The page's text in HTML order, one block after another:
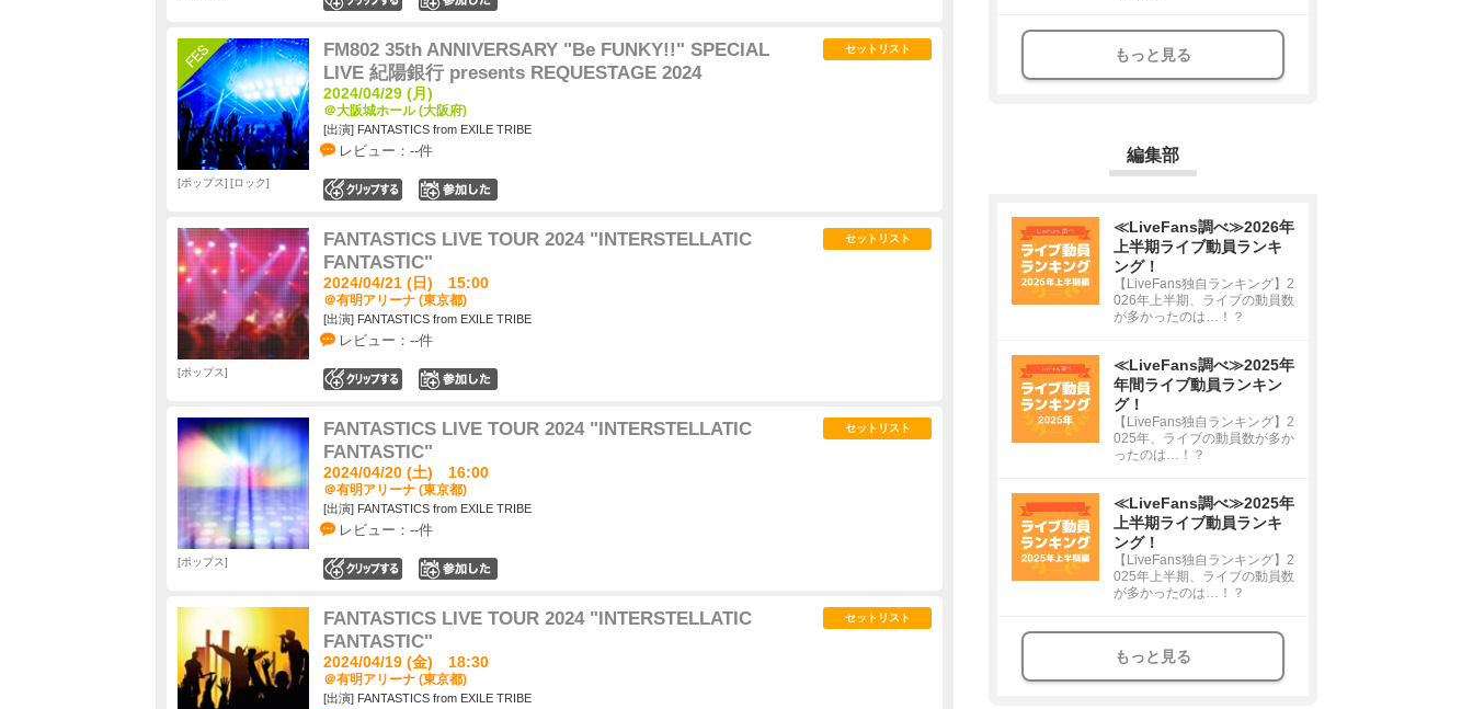
FM802 35th ANNIVERSARY "Be FUNKY!!" SPECIAL
LIVE 紀陽銀行 presents REQUESTAGE 2024
2024/04/29 (月)
＠大阪城ホール (大阪府)
[出演] FANTASTICS from EXILE TRIBE
レビュー：--件
セットリスト
ポップス ロック
FANTASTICS LIVE TOUR 2024 "INTERSTELLATIC
FANTASTIC"
2024/04/21 (日) 15:00
＠有明アリーナ (東京都)
[出演] FANTASTICS from EXILE TRIBE
レビュー：--件
セットリスト
ポップス
FANTASTICS LIVE TOUR 2024 "INTERSTELLATIC
FANTASTIC"
2024/04/20 (土) 16:00
＠有明アリーナ (東京都)
[出演] FANTASTICS from EXILE TRIBE
レビュー：--件
セットリスト
ポップス
FANTASTICS LIVE TOUR 2024 "INTERSTELLATIC
FANTASTIC"
2024/04/19 (金) 18:30
＠有明アリーナ (東京都)
[出演] FANTASTICS from EXILE TRIBE
セットリスト
もっと見る
編集部
≪LiveFans調べ≫2026年
上半期ライブ動員ランキ
ング！
【LiveFans独自ランキング】2
026年上半期、ライブの動員数
が多かったのは…！？
≪LiveFans調べ≫2025年
年間ライブ動員ランキン
グ！
【LiveFans独自ランキング】2
025年、ライブの動員数が多か
ったのは…！？
≪LiveFans調べ≫2025年
上半期ライブ動員ランキ
ング！
【LiveFans独自ランキング】2
025年上半期、ライブの動員数
が多かったのは…！？
もっと見る